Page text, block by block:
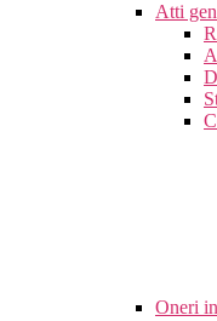
Atti
Oneri